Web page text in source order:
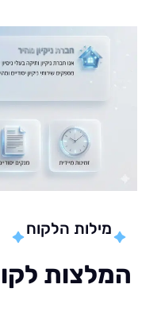
מילות הלקוח
לקוחות